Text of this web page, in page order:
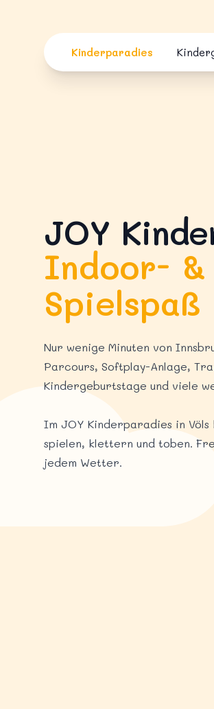
Kinderparadies
JOY
Indoor-
Spielspaß
Nur wenige Minuten von
Parcours, Softplay-Anlage,
Kindergeburtstage und viele
Im JOY Kinderparadies in
spielen, klettern und toben.
jedem Wetter.